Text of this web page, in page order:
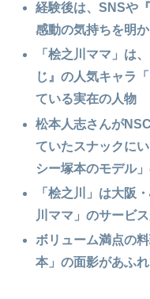
経験後は、SNSや
感動の気持ちを明
「桧之川ママ」は
じ』の人気キャラ
「
ている実在の人物
松本人志さんが
ていたスナックに
シー塚本のモデル
「桧之川」は大阪
川ママ」のサービ
ボリューム満点の
本」の面影があふ